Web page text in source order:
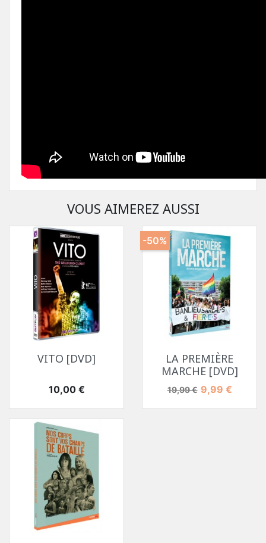
VOUS AIMEREZ AUSSI
VITO [DVD]
Prix
10,00 €
LA PREMIÈRE
MARCHE [DVD]
Prix de base
19,99 € Prix
9,99 €
-50%